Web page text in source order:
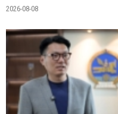
2026-08-08